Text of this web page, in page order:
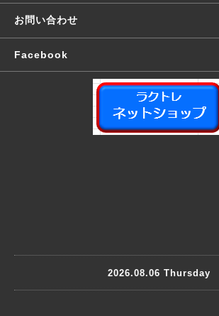
お問い合わせ
Facebook
2026.08.06 Thursday